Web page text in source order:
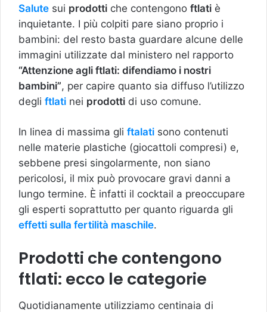
Salute sui prodotti che contengono ftlati è
inquietante. I più colpiti pare siano proprio i
bambini: del resto basta guardare alcune delle
immagini utilizzate dal ministero nel rapporto
“Attenzione agli ftlati: difendiamo i nostri
bambini”, per capire quanto sia diffuso l’utilizzo
degli ftlati nei prodotti di uso comune.
In linea di massima gli ftalati sono contenuti
nelle materie plastiche (giocattoli compresi) e,
sebbene presi singolarmente, non siano
pericolosi, il mix può provocare gravi danni a
lungo termine. È infatti il cocktail a preoccupare
gli esperti soprattutto per quanto riguarda gli
effetti sulla fertilità maschile.
Prodotti che contengono
ftlati: ecco le categorie
Quotidianamente utilizziamo centinaia di